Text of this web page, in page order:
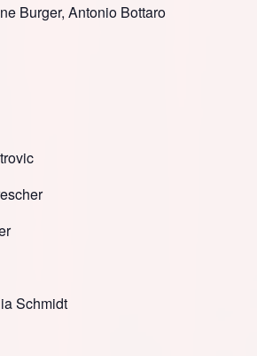
Burger, Antonio Bottaro
Schmidt